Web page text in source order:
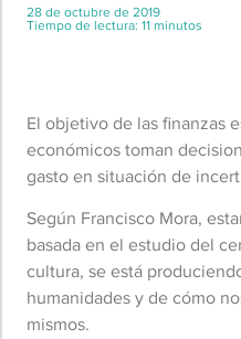
28 de octubre de 2019
Tiempo de lectura: 11 minutos
El objetivo de las finanzas
económicos toman
gasto en situación de
Según Francisco Mora,
basada en el estudio del
cultura, se está
humanidades y de cómo
mismos.